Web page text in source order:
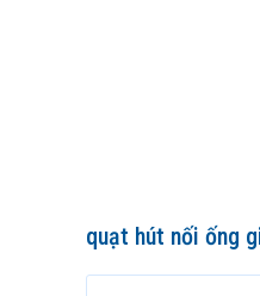
quạt hút nối ống